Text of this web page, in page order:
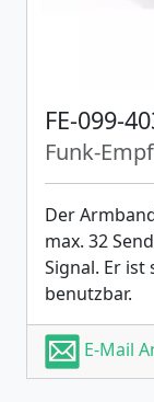
FE-099-
Funk-
Der
max. 32
Signal. Er ist
benutzbar.
E-Mail